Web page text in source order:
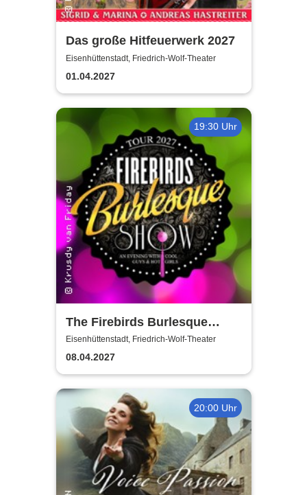
Das große Hitfeuerwerk 2027
Eisenhüttenstadt, Friedrich-Wolf-Theater
01.04.2027
19:30 Uhr
The Firebirds Burlesque
Show 2027
Eisenhüttenstadt, Friedrich-Wolf-Theater
08.04.2027
20:00 Uhr